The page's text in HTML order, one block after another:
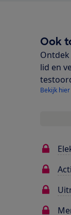
Ook
lid en
Bekijk